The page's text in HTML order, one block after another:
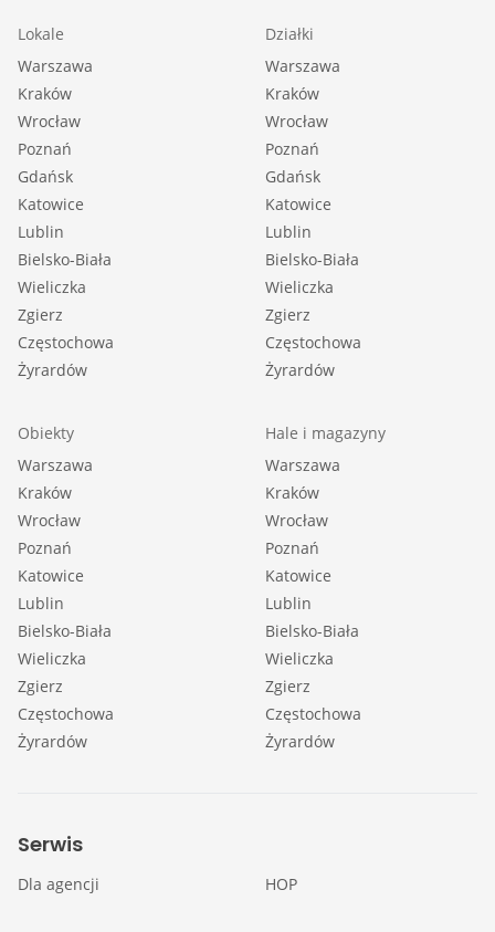
Lokale
Warszawa
Kraków
Wrocław
Poznań
Gdańsk
Katowice
Lublin
Bielsko-Biała
Wieliczka
Zgierz
Częstochowa
Żyrardów
Działki
Warszawa
Kraków
Wrocław
Poznań
Gdańsk
Katowice
Lublin
Bielsko-Biała
Wieliczka
Zgierz
Częstochowa
Żyrardów
Obiekty
Warszawa
Kraków
Wrocław
Poznań
Katowice
Lublin
Bielsko-Biała
Wieliczka
Zgierz
Częstochowa
Żyrardów
Hale i magazyny
Warszawa
Kraków
Wrocław
Poznań
Katowice
Lublin
Bielsko-Biała
Wieliczka
Zgierz
Częstochowa
Żyrardów
Serwis
Dla agencji HOP